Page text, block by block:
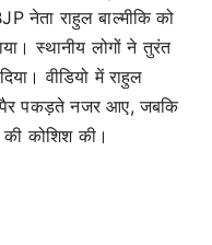
नेता राहुल बाल्मीकि को
स्थानीय लोगों ने तुरंत
वीडियो में राहुल
पैर पकड़ते नजर आए, जबकि
कोशिश की।